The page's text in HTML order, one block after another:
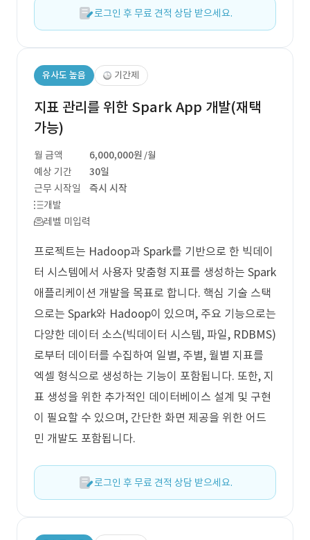
로그인 후 무료 견적 상담 받으세요.
유사도 높음 기간제
지표 관리를 위한 Spark App 개발(재택
가능)
월 금액 6,000,000원 /월
예상 기간
30일
근무 시작일
즉시 시작
개발
레벨 미입력
프로젝트는 Hadoop과 Spark를 기반으로 한 빅데이
터 시스템에서 사용자 맞춤형 지표를 생성하는 Spark
애플리케이션 개발을 목표로 합니다. 핵심 기술 스택
으로는 Spark와 Hadoop이 있으며, 주요 기능으로는
다양한 데이터 소스(빅데이터 시스템, 파일, RDBMS)
로부터 데이터를 수집하여 일별, 주별, 월별 지표를
엑셀 형식으로 생성하는 기능이 포함됩니다. 또한, 지
표 생성을 위한 추가적인 데이터베이스 설계 및 구현
이 필요할 수 있으며, 간단한 화면 제공을 위한 어드
민 개발도 포함됩니다.
로그인 후 무료 견적 상담 받으세요.